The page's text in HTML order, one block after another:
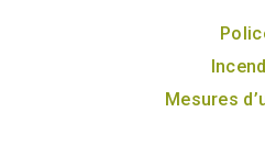
Mesures